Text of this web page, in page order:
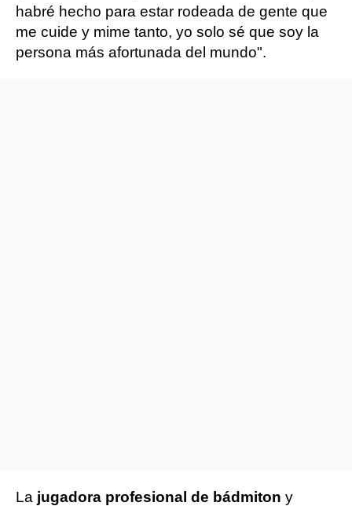
habré hecho para estar rodeada de gente que
me cuide y mime tanto, yo solo sé que soy la
persona más afortunada del mundo".
La jugadora profesional de bádmiton y